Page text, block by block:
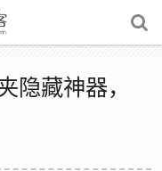
隐藏神器，